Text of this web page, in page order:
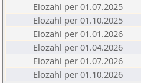
Elozahl per 01.07.2025
Elozahl per 01.10.2025
Elozahl per 01.01.2026
Elozahl per 01.04.2026
Elozahl per 01.07.2026
Elozahl per 01.10.2026